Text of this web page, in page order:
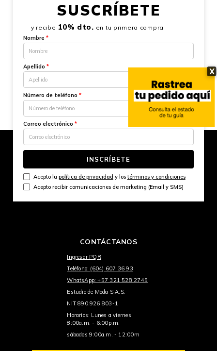
X
SUSCRÍBETE
y recibe 10% dto. en tu primera compra
Nombre *
Apellido *
Número de teléfono *
Correo electrónico *
INSCRÍBETE
Acepto la política de privacidad y lostérminos y condiciones
Acepto recibir comunicaciones de marketing (Email y SMS)
CONTÁCTANOS
Ingresar PQR
Teléfono: (604) 607 36 93
WhatsApp: +57 321 528 2745
Estudio de Moda S.A.S.
NIT 890.926.803-1
Horarios: Lunes a viernes
8:00a.m. - 6:00p.m.
sábados 9:00a.m. - 12:00m